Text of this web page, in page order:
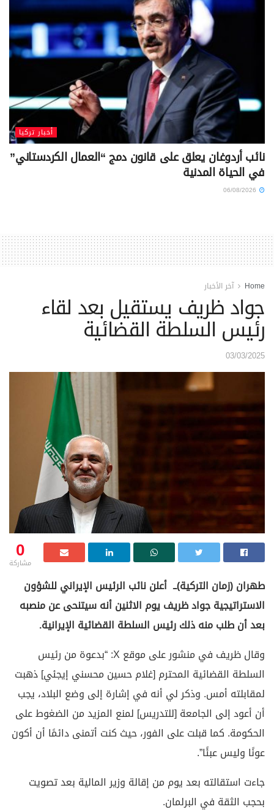
أخبار تركيا
نائب أردوغان يعلق على قانون دمج “العمال الكردستاني”
في الحياة المدنية
Home آخر الأخبار
جواد ظريف يستقيل بعد لقاء
رئيس السلطة القضائية
03/03/2025
0
مشاركة
طهران (زمان التركية)ــ أعلن نائب الرئيس الإيراني للشؤون
الاستراتيجية جواد ظريف يوم الاثنين أنه سيتنحى عن منصبه
بعد أن طلب منه ذلك رئيس السلطة القضائية الإيرانية.
وقال ظريف في منشور على موقع X: “بدعوة من رئيس
السلطة القضائية المحترم [غلام حسين محسني إيجئي] ذهبت
لمقابلته أمس. وذكر لي أنه في إشارة إلى وضع البلاد، يجب
أن أعود إلى الجامعة [للتدريس] لمنع المزيد من الضغوط على
الحكومة. كما قبلت على الفور، حيث كنت أتمنى دائمًا أن أكون
عونًا وليس عبئًا”.
جاءت استقالته بعد يوم من إقالة وزير المالية بعد تصويت
بحجب الثقة في البرلمان.